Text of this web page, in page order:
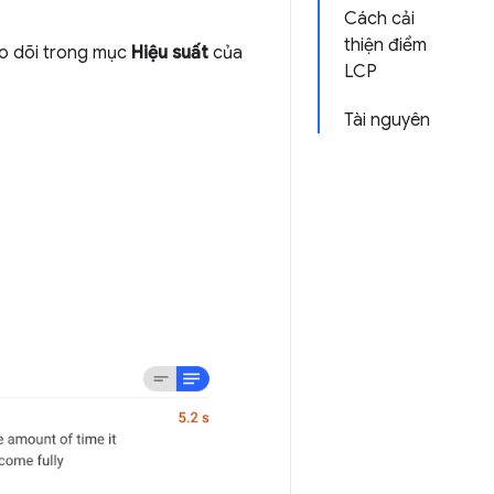
Cách cải
thiện điểm
LCP
Tài nguyên
dõi trong mục Hiệu suất của